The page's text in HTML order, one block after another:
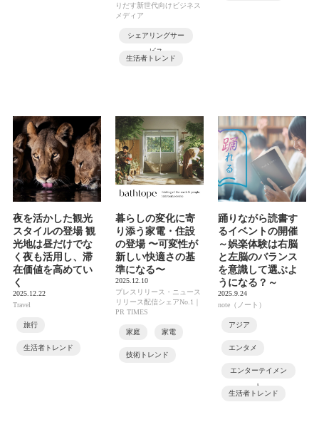
りだす新世代向けビジネス
メディア
シェアリングサー
ビス
生活者トレンド
夜を活かした観光
スタイルの登場 観
光地は昼だけでな
く夜も活用し、滞
在価値を高めてい
く
2025.12.22
Travel
旅行
生活者トレンド
暮らしの変化に寄
り添う家電・住設
の登場 〜可変性が
新しい快適さの基
準になる〜
2025.12.10
プレスリリース・ニュース
リリース配信シェアNo.1｜
PR TIMES
家庭 家電
技術トレンド
踊りながら読書す
るイベントの開催
～娯楽体験は右脳
と左脳のバランス
を意識して選ぶよ
うになる？～
2025.9.24
note（ノート）
アジア
エンタメ
エンターテイメン
ト
生活者トレンド